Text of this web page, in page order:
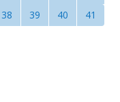
38 39 40 41